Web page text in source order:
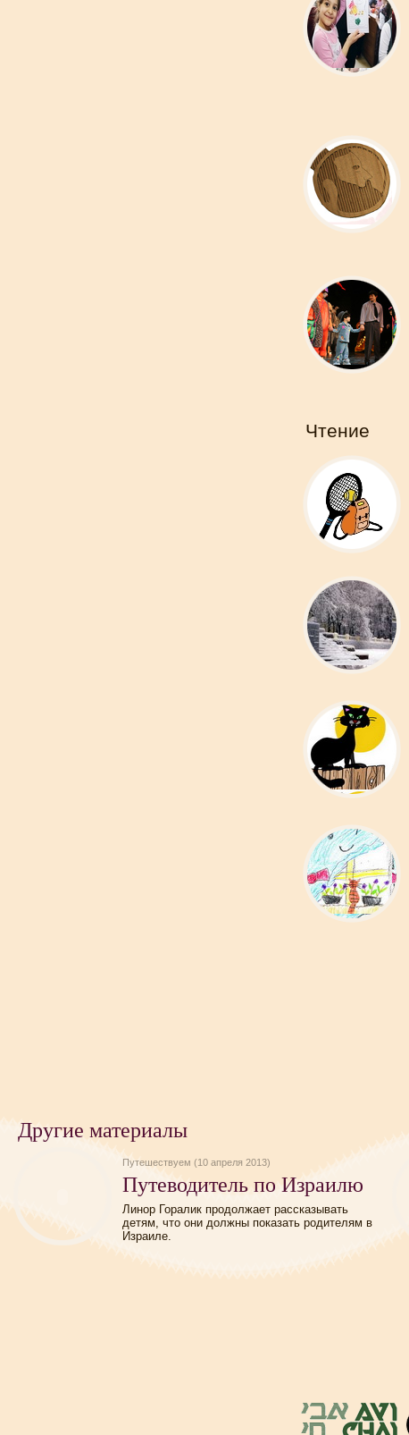
Чтение
Другие материалы
Путешествуем (10 апреля 2013)
Путеводитель по Израилю
Линор Горалик продолжает рассказывать
детям, что они должны показать родителям в
Израиле.